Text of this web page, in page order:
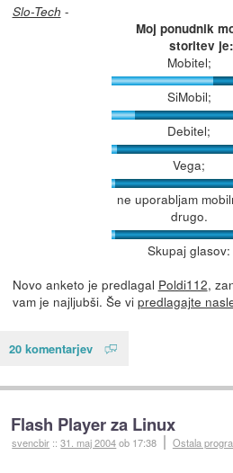
Slo-Tech -
Moj ponudnik
storitev je:
Mobitel;
SiMobil;
Debitel;
Vega;
ne uporabljam
drugo.
Skupaj glasov:
Novo anketo je predlagal Poldi112,
vam je najljubši. Še vi predlagajte
20 komentarjev
Flash Player za Linux
svencbir ::31. maj 2004ob 17:38 Ostala